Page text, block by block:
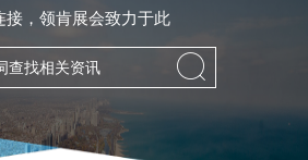
接，领肯展会致力于此